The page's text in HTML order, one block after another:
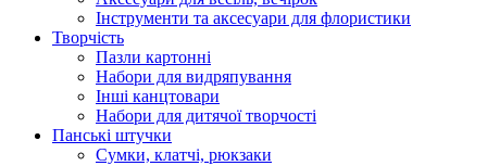
Інструменти та аксесуари для флористики
Творчість
Пазли картонні
Набори для видряпування
Інші канцтовари
Набори для дитячої творчості
Панські штучки
Сумки, клатчі, рюкзаки